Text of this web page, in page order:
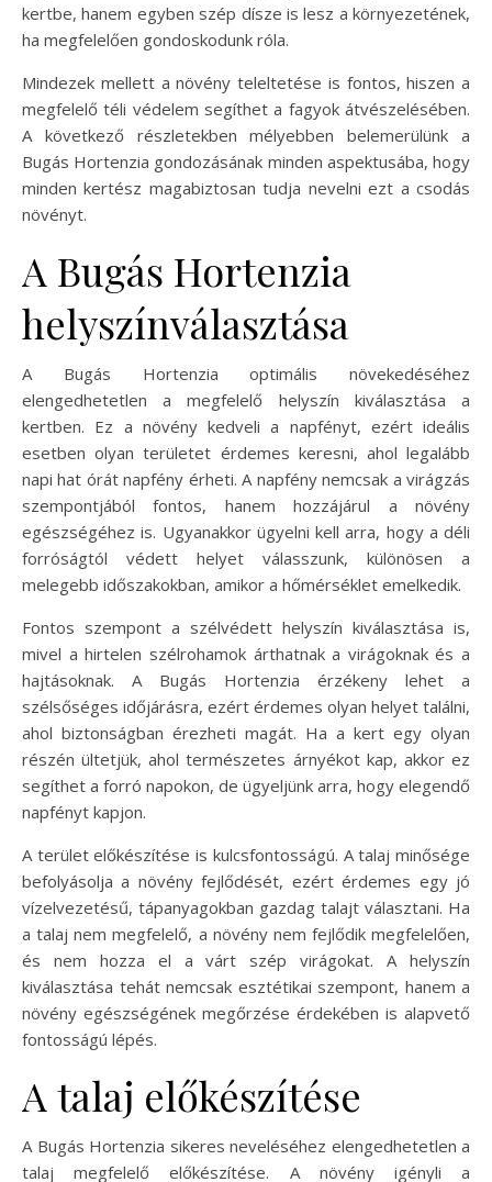
kertbe, hanem egyben szép dísze is lesz a környezetének,
ha megfelelően gondoskodunk róla.
Mindezek mellett a növény teleltetése is fontos, hiszen a
megfelelő téli védelem segíthet a fagyok átvészelésében.
A következő részletekben mélyebben belemerülünk a
Bugás Hortenzia gondozásának minden aspektusába, hogy
minden kertész magabiztosan tudja nevelni ezt a csodás
növényt.
A Bugás Hortenzia
helyszínválasztása
A Bugás Hortenzia optimális növekedéséhez
elengedhetetlen a megfelelő helyszín kiválasztása a
kertben. Ez a növény kedveli a napfényt, ezért ideális
esetben olyan területet érdemes keresni, ahol legalább
napi hat órát napfény érheti. A napfény nemcsak a virágzás
szempontjából fontos, hanem hozzájárul a növény
egészségéhez is. Ugyanakkor ügyelni kell arra, hogy a déli
forróságtól védett helyet válasszunk, különösen a
melegebb időszakokban, amikor a hőmérséklet emelkedik.
Fontos szempont a szélvédett helyszín kiválasztása is,
mivel a hirtelen szélrohamok árthatnak a virágoknak és a
hajtásoknak. A Bugás Hortenzia érzékeny lehet a
szélsőséges időjárásra, ezért érdemes olyan helyet találni,
ahol biztonságban érezheti magát. Ha a kert egy olyan
részén ültetjük, ahol természetes árnyékot kap, akkor ez
segíthet a forró napokon, de ügyeljünk arra, hogy elegendő
napfényt kapjon.
A terület előkészítése is kulcsfontosságú. A talaj minősége
befolyásolja a növény fejlődését, ezért érdemes egy jó
vízelvezetésű, tápanyagokban gazdag talajt választani. Ha
a talaj nem megfelelő, a növény nem fejlődik megfelelően,
és nem hozza el a várt szép virágokat. A helyszín
kiválasztása tehát nemcsak esztétikai szempont, hanem a
növény egészségének megőrzése érdekében is alapvető
fontosságú lépés.
A talaj előkészítése
A Bugás Hortenzia sikeres neveléséhez elengedhetetlen a
talaj megfelelő előkészítése. A növény igényli a